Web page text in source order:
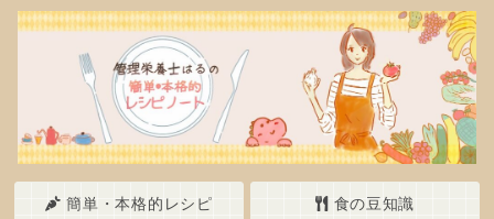
簡単・本格的レシピ 食の豆知識